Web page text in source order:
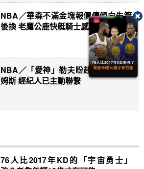
NBA／華森不滿金塊報價傳傾向先簽
後換 老鷹公鹿快艇騎士感興趣
NBA／「愛神」勒夫盼赴費城重聚詹
姆斯 經紀人已主動聯繫
76人比2017年KD的「宇宙勇士」